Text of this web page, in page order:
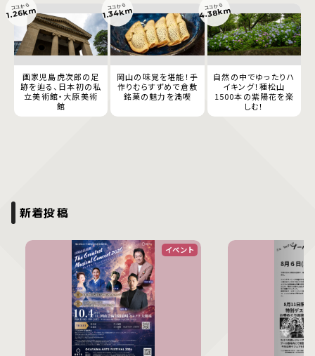
画家児島虎次郎の足
跡を辿る、日本初の私
立美術館・大原美術
館
ココから
1.26km
岡山の味覚を堪能！手
作りむらすずめで倉敷
銘菓の魅力を満喫
ココから
1.34km
自然の中でゆったりハ
イキング！種松山
1500本の紫陽花を楽
しむ！
ココから
4.38km
新着投稿
イベント